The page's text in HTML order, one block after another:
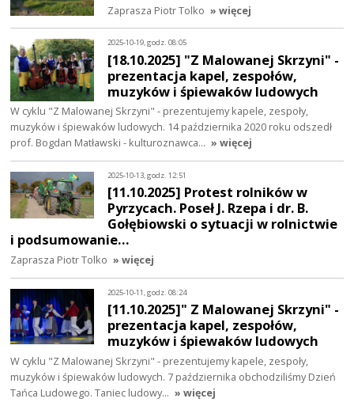
Zaprasza Piotr Tolko » więcej
2025-10-19, godz. 08:05
[18.10.2025] "Z Malowanej Skrzyni" -
prezentacja kapel, zespołów,
muzyków i śpiewaków ludowych
W cyklu "Z Malowanej Skrzyni" - prezentujemy kapele, zespoły,
muzyków i śpiewaków ludowych. 14 października 2020 roku odszedł
prof. Bogdan Matławski - kulturoznawca… » więcej
2025-10-13, godz. 12:51
[11.10.2025] Protest rolników w
Pyrzycach. Poseł J. Rzepa i dr. B.
Gołębiowski o sytuacji w rolnictwie
i podsumowanie…
Zaprasza Piotr Tolko » więcej
2025-10-11, godz. 08:24
[11.10.2025]" Z Malowanej Skrzyni" -
prezentacja kapel, zespołów,
muzyków i śpiewaków ludowych
W cyklu "Z Malowanej Skrzyni" - prezentujemy kapele, zespoły,
muzyków i śpiewaków ludowych. 7 października obchodziliśmy Dzień
Tańca Ludowego. Taniec ludowy… » więcej